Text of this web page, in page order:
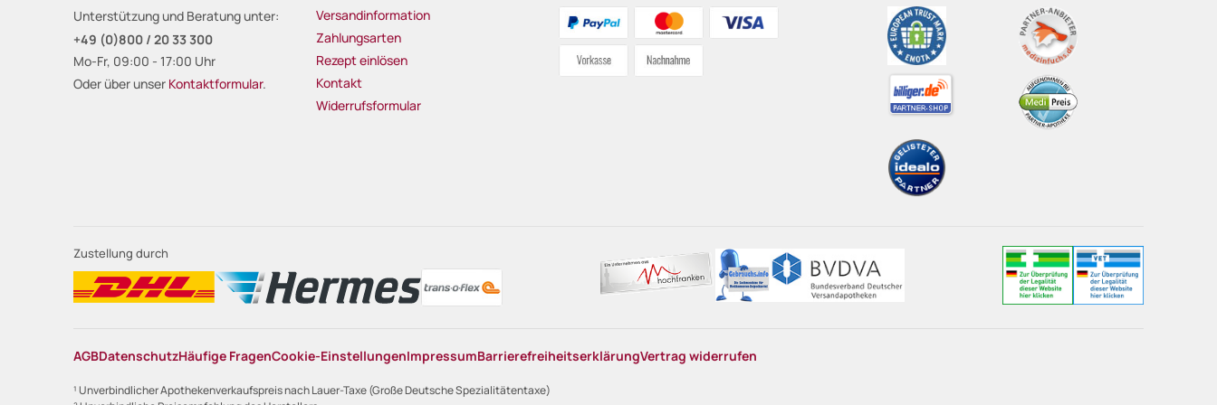
Unterstützung und Beratung unter:
+49 (0)800 / 20 33 300
Mo-Fr, 09:00 - 17:00 Uhr
Oder über unser Kontaktformular.
Versandinformation
Zahlungsarten
Rezept einlösen
Kontakt
Widerrufsformular
Zustellung durch
AGBDatenschutzHäufige FragenCookie-EinstellungenImpressumBarrierefreiheitserklärungVertrag widerrufen
¹ Unverbindlicher Apothekenverkaufspreis nach Lauer-Taxe (Große Deutsche Spezialitätentaxe)